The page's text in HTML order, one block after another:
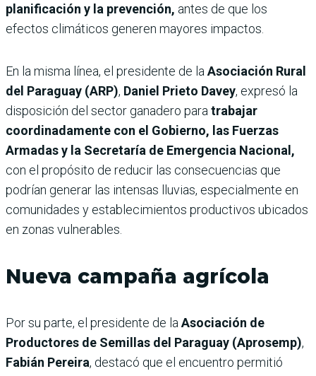
planificación y la prevención, antes de que los
efectos climáticos generen mayores impactos.
En la misma línea, el presidente de laAsociación Rural
del Paraguay (ARP), Daniel Prieto Davey, expresó la
disposición del sector ganadero paratrabajar
coordinadamente con el Gobierno, las Fuerzas
Armadas y la Secretaría de Emergencia Nacional,
con el propósito de reducir las consecuencias que
podrían generar las intensas lluvias, especialmente en
comunidades y establecimientos productivos ubicados
en zonas vulnerables.
Nueva campaña agrícola
Por su parte, el presidente de laAsociación de
Productores de Semillas del Paraguay (Aprosemp),
Fabián Pereira, destacó que el encuentro permitió